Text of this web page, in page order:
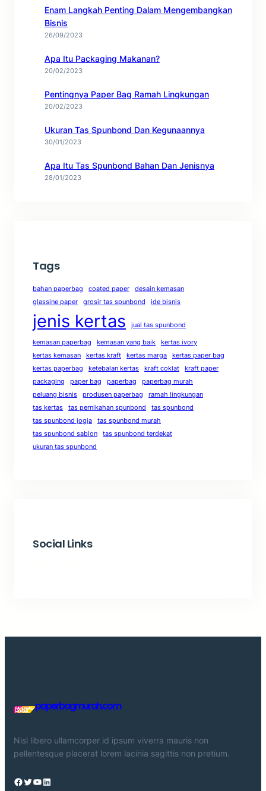
Enam Langkah Penting Dalam Mengembangkan
Bisnis
26/09/2023
Apa Itu Packaging Makanan?
20/02/2023
Pentingnya Paper Bag Ramah Lingkungan
20/02/2023
Ukuran Tas Spunbond Dan Kegunaannya
30/01/2023
Apa Itu Tas Spunbond Bahan Dan Jenisnya
28/01/2023
Tags
bahan paperbag coated paper
desain kemasan
glassine paper
grosir tas spunbond ide bisnis
jenis kertas jual tas spunbond
kemasan paperbag kemasan yang baik
kertas ivory
kertas kemasan
kertas kraft kertas marga
kertas paper bag
kertas paperbag
ketebalan kertas kraft coklat
kraft paper
packaging
paper bag paperbag
paperbag murah
peluang bisnis
produsen paperbag
ramah lingkungan
tas kertas
tas pernikahan spunbond
tas spunbond
tas spunbond jogja
tas spunbond murah
tas spunbond sablon
tas spunbond terdekat
ukuran tas spunbond
Social Links
paperbagmurah.com
Nisl libero ullamcorper id ipsum viverra mauris non
pellentesque placerat lorem lacinia sagittis non pretium.
Facebook Twitter YouTube LinkedIn